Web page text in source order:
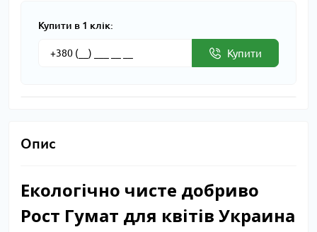
Купити в 1 клік:
Купити
Опис
Екологічно чисте добриво
Рост Гумат для квітів Украина